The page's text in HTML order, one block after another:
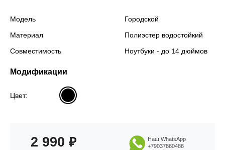
Модель
Городской
Материал
Полиэстер водостойкий
Совместимость
Ноутбуки - до 14 дюймов
Модификации
Цвет:
2 990 ₽
Наш WhatsApp
+79037880488